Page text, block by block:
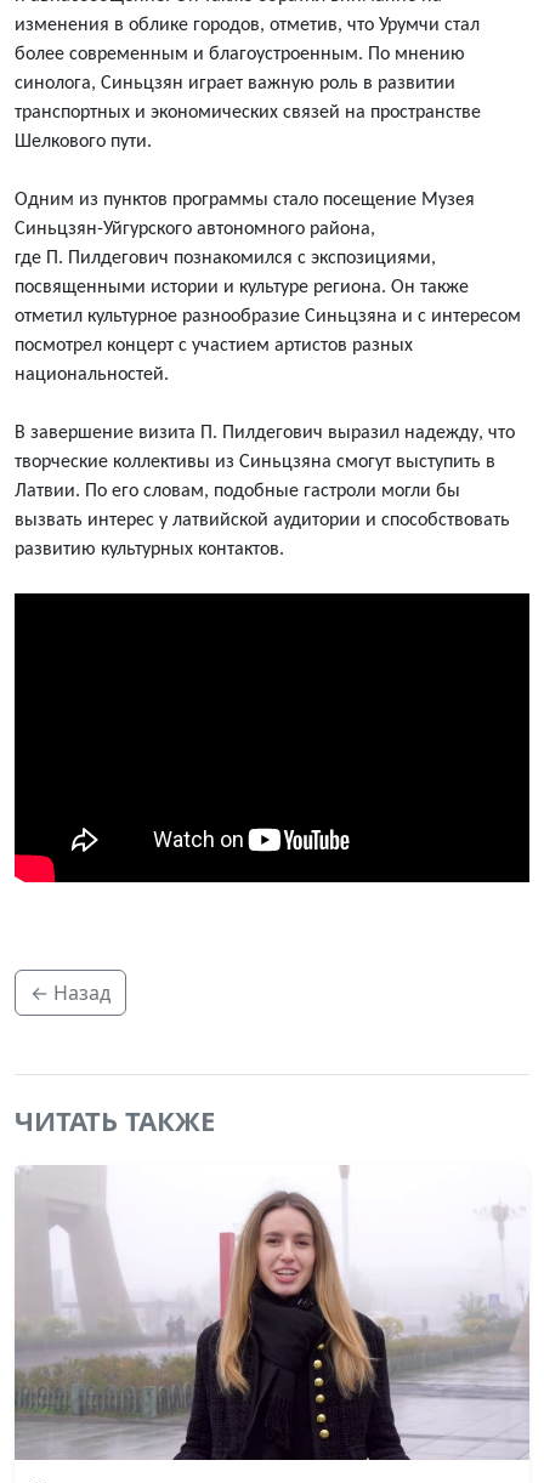
изменения в облике городов, отметив, что Урумчи стал
более современным и благоустроенным. По мнению
синолога, Синьцзян играет важную роль в развитии
транспортных и экономических связей на пространстве
Шелкового пути.
Одним из пунктов программы стало посещение Музея
Синьцзян-Уйгурского автономного района,
где П. Пилдегович познакомился с экспозициями,
посвященными истории и культуре региона. Он также
отметил культурное разнообразие Синьцзяна и с интересом
посмотрел концерт с участием артистов разных
национальностей.
В завершение визита П. Пилдегович выразил надежду, что
творческие коллективы из Синьцзяна смогут выступить в
Латвии. По его словам, подобные гастроли могли бы
вызвать интерес у латвийской аудитории и способствовать
развитию культурных контактов.
← Назад
ЧИТАТЬ ТАКЖЕ